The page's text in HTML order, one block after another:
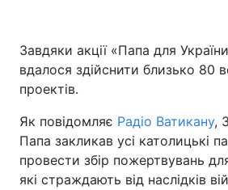
Завдяки акції «Папа для
вдалося здійснити близько 80
проектів.
Як повідомляє Радіо Ватикану,
Папа закликав усі католицькі
провести збір пожертвувань
які страждають від наслідків